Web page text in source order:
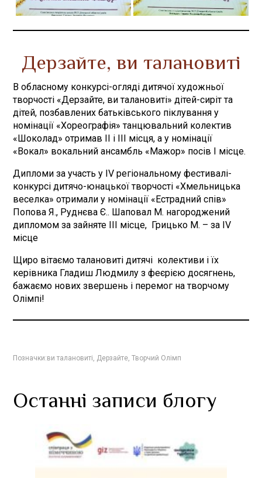
Дерзайте, ви талановиті
В обласному конкурсі-огляді дитячої художньої
творчості «Дерзайте, ви талановиті» дітей-сиріт та
дітей, позбавлених батьківського піклування у
номінації «Хореографія» танцювальний колектив
«Шоколад» отримав ІІ і ІІІ місця, а у номінації
«Вокал» вокальний ансамбль «Мажор» посів І місце.
Дипломи за участь у ІV регіональному фестивалі-
конкурсі дитячо-юнацької творчості «Хмельницька
веселка» отримали у номінації «Естрадний спів»
Попова Я., Руднєва Є.. Шаповал М. нагороджений
дипломом за зайняте ІІІ місце, Грицько М. – за ІV
місце
Щиро вітаємо талановиті дитячі колективи і їх
керівника Гладиш Людмилу з феєрією досягнень,
бажаємо нових звершень і перемог на творчому
Олімпі!
Позначки:ви талановиті Дерзайте ,Творчий Олімп
Останні записи блогу